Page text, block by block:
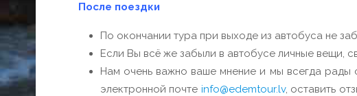
После поездки
По окончании тура при выходе из автобуса не
Если Вы всё же забыли в автобусе личные вещи,
Нам очень важно ваше мнение и мы всегда рады
электронной почте info@edemtour.lv, оставить